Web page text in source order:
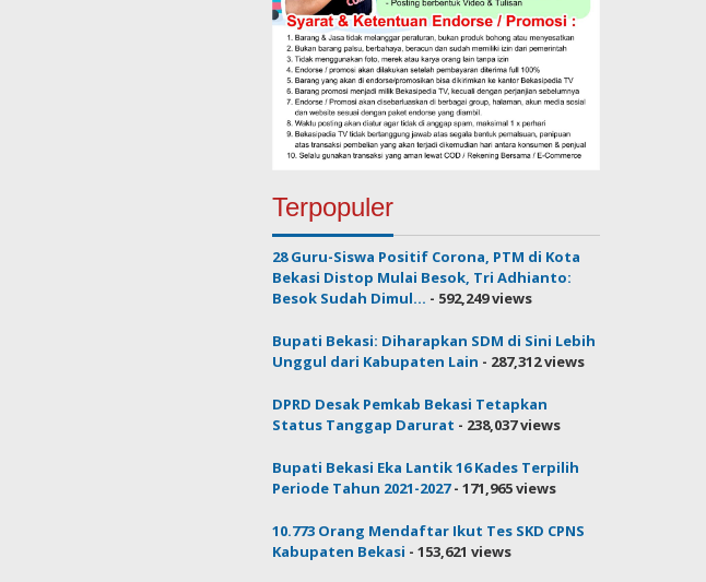
Terpopuler
28 Guru-Siswa Positif Corona, PTM di Kota
Bekasi Distop Mulai Besok, Tri Adhianto:
Besok Sudah Dimul... - 592,249 views
Bupati Bekasi: Diharapkan SDM di Sini Lebih
Unggul dari Kabupaten Lain - 287,312 views
DPRD Desak Pemkab Bekasi Tetapkan
Status Tanggap Darurat - 238,037 views
Bupati Bekasi Eka Lantik 16 Kades Terpilih
Periode Tahun 2021-2027- 171,965 views
10.773 Orang Mendaftar Ikut Tes SKD CPNS
Kabupaten Bekasi - 153,621 views